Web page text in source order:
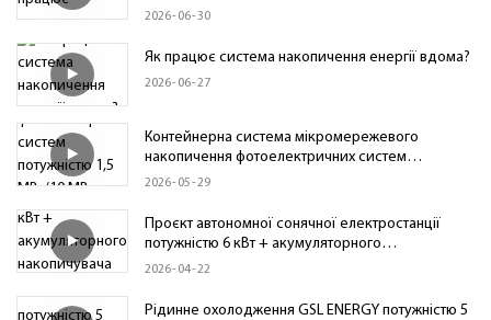
накопичення енергії на акумуляторах C&I
2026 06 30
Як працює система накопичення енергії вдома?
2026 06 27
Контейнерна система мікромережевого
накопичення фотоелектричних систем
потужністю 1,5 МВт/10 МВт·год для мережевих
2026 05 29
Проєкт автономної сонячної електростанції
потужністю 6 кВт + акумуляторного
накопичувача енергії потужністю 215 кВт·год у
2026 04 22
Рідинне охолодження GSL ENERGY потужністю 5